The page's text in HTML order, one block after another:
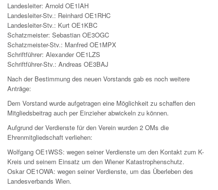
Landesleiter: Arnold OE1IAH
Landesleiter-Stv.: Reinhard OE1RHC
Landesleiter-Stv.: Kurt OE1KBC
Schatzmeister: Sebastian OE3OGC
Schatzmeister-Stv.: Manfred OE1MPX
Schriftführer: Alexander OE1LZS
Schriftführer-Stv.: Andreas OE3BAJ
Nach der Bestimmung des neuen Vorstands gab es noch weitere
Anträge:
Dem Vorstand wurde aufgetragen eine Möglichkeit zu schaffen den
Mitgliedsbeitrag auch per Einzieher abwickeln zu können.
Aufgrund der Verdienste für den Verein wurden 2 OMs die
Ehrenmitgliedschaft verliehen:
Wolfgang OE1WSS: wegen seiner Verdienste um den Kontakt zum K-
Kreis und seinem Einsatz um den Wiener Katastrophenschutz.
Oskar OE1OWA: wegen seiner Verdienste, um das Überleben des
Landesverbands Wien.